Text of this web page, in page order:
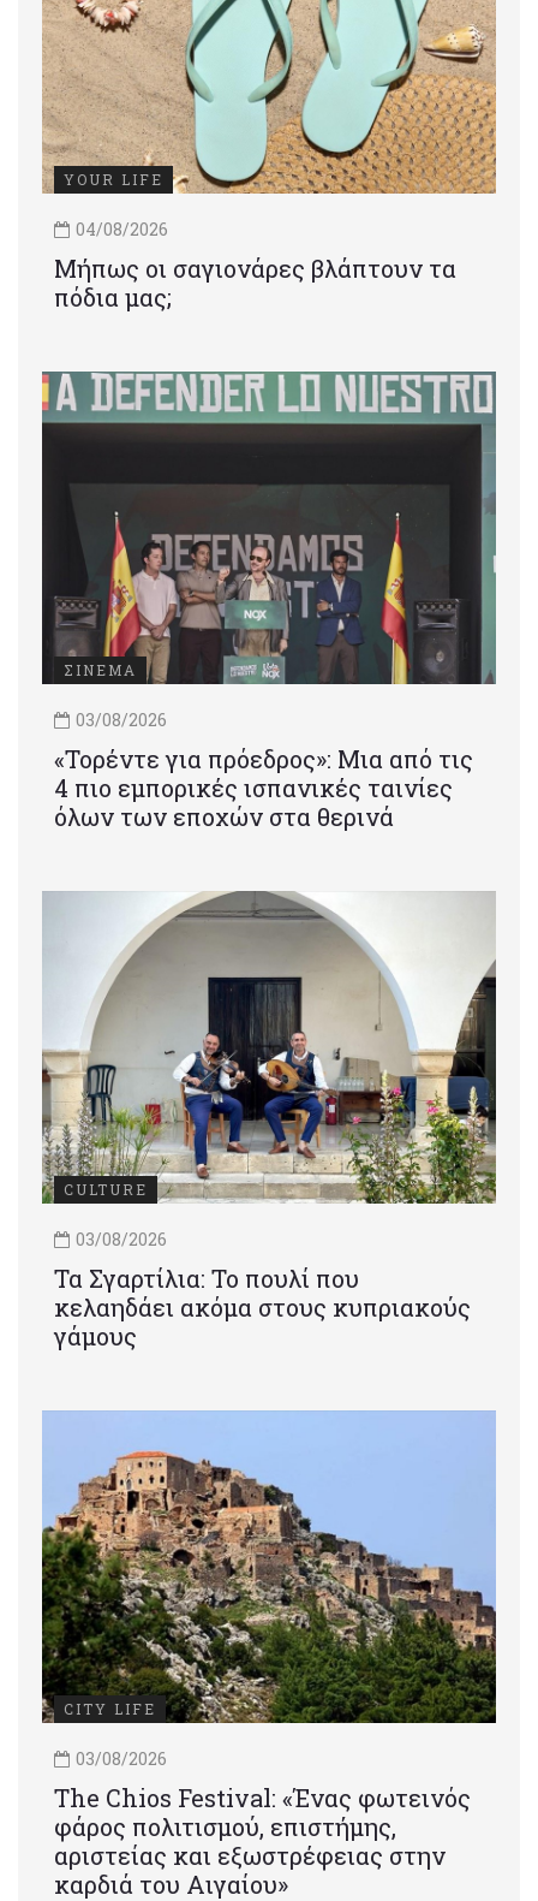
YOUR LIFE
04/08/2026
Μήπως οι σαγιονάρες βλάπτουν τα
πόδια μας;
ΣΙΝΕΜΑ
03/08/2026
«Τορέντε για πρόεδρος»: Mια από τις
4 πιο εμπορικές ισπανικές ταινίες
όλων των εποχών στα θερινά
CULTURE
03/08/2026
Τα Σγαρτίλια: Το πουλί που
κελαηδάει ακόμα στους κυπριακούς
γάμους
CITY LIFE
03/08/2026
Τhe Chios Festival: «Ένας φωτεινός
φάρος πολιτισμού, επιστήμης,
αριστείας και εξωστρέφειας στην
καρδιά του Αιγαίου»